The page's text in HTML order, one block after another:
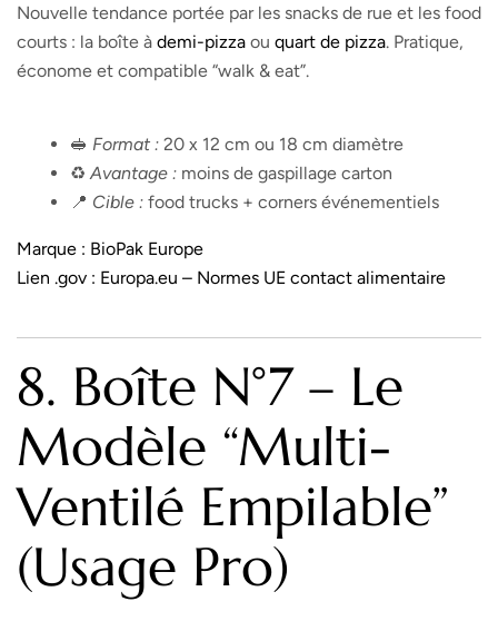
Nouvelle tendance portée par les snacks de rue et les food
courts : la boîte à demi-pizza ou quart de pizza. Pratique,
économe et compatible “walk & eat”.
🥪 Format : 20 x 12 cm ou 18 cm diamètre
♻️ Avantage : moins de gaspillage carton
📍 Cible : food trucks + corners événementiels
Marque : BioPak Europe
Lien .gov : Europa.eu – Normes UE contact alimentaire
8. Boîte N°7 – Le
Modèle “multi-
Ventilé Empilable”
(usage Pro)